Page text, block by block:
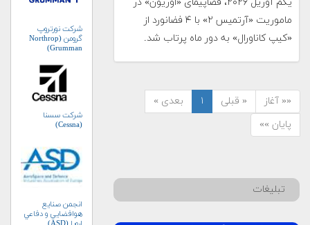
ماموریت «آرتمیس ۲» با ۴ فضانورد از
«کیپ کاناورال» به دور ماه پرتاب شد.
«« آغاز « قبلی ۱
بعدی »
پایان »»
تبلیغات
شرکت نورتروپ
گرومن (Northrop
Grumman)
شرکت سسنا
(Cessna)
انجمن صنايع
هوافضايي و دفاعي